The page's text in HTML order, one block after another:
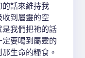
話來維持我
到屬靈的空
我們把祂的話
要喝到屬靈的
生命的糧食。